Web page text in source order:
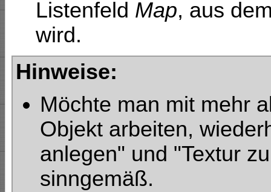
Listenfeld Map, aus
wird.
Hinweise:
Möchte man mit mehr
Objekt arbeiten,
anlegen" und "Textur
sinngemäß.